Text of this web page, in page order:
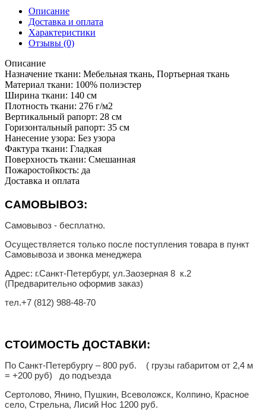
Описание
Доставка и оплата
Характеристики
Отзывы (0)
Описание
Назначение ткани: Мебельная ткань, Портьерная ткань
Материал ткани: 100% полиэстер
Ширина ткани: 140 см
Плотность ткани: 276 г/м2
Вертикальный рапорт: 28 см
Горизонтальный рапорт: 35 см
Нанесение узора: Без узора
Фактура ткани: Гладкая
Поверхность ткани: Смешанная
Пожаростойкость: да
Доставка и оплата
САМОВЫВОЗ:
Самовывоз - бесплатно.
Осуществляется только после поступления товара в пункт
Самовывоза и звонка менеджера
Адрес: г.Санкт-Петербург, ул.Заозерная 8 к.2
(Предварительно оформив заказ)
тел.+7 (812) 988-48-70
СТОИМОСТЬ ДОСТАВКИ:
По Санкт-Петербургу – 800 руб. ( грузы габаритом от 2,4 м
= +200 руб) до подъезда
Сертолово, Янино, Пушкин, Всеволожск, Колпино, Красное
село, Стрельна, Лисий Нос 1200 руб.